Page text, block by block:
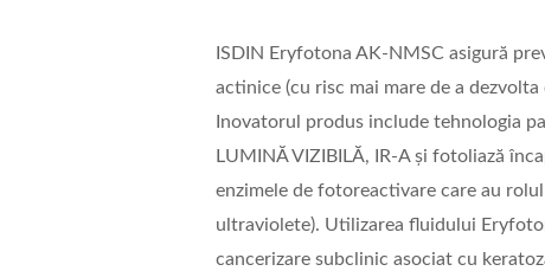
ISDIN Eryfotona AK-NMSC asigură
actinice (cu risc mai mare de a
Inovatorul produs include tehnologia
LUMINĂ VIZIBILĂ, IR-A și fotoliază
enzimele de fotoreactivare care au
ultraviolete). Utilizarea fluidului
cancerizare subclinic asociat cu